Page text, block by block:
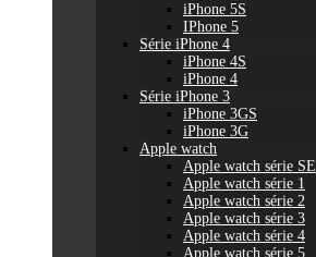
iPhone 5S
IPhone 5
Série iPhone 4
iPhone 4S
iPhone 4
Série iPhone 3
iPhone 3GS
iPhone 3G
Apple watch
Apple watch série SE
Apple watch série 1
Apple watch série 2
Apple watch série 3
Apple watch série 4
Apple watch série 5